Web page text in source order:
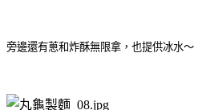
旁邊還有蔥和炸酥無限拿，也提供冰水～